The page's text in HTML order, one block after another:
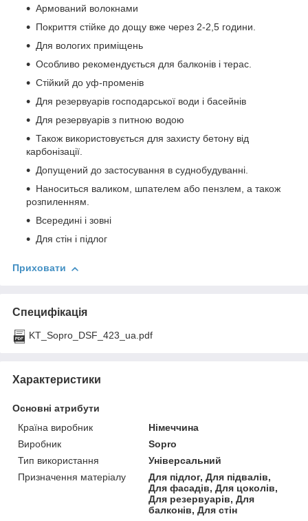
Армований волокнами
Покриття стійке до дощу вже через 2-2,5 години.
Для вологих приміщень
Особливо рекомендується для балконів і терас.
Стійкий до уф-променів
Для резервуарів господарської води і басейнів
Для резервуарів з питною водою
Також використовується для захисту бетону від
карбонізації.
Допущений до застосування в суднобудуванні.
Наноситься валиком, шпателем або пензлем, а також
розпиленням.
Всередині і зовні
Для стін і підлог
Приховати
Специфікація
KT_Sopro_DSF_423_ua.pdf
Характеристики
Основні атрибути
Країна виробник
Німеччина
Виробник
Sopro
Тип використання
Універсальний
Призначення матеріалу
Для підлог, Для підвалів,
Для фасадів, Для цоколів,
Для резервуарів, Для
балконів, Для стін